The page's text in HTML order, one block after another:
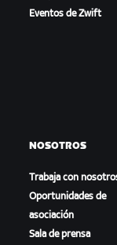
Eventos de Zwift
NOSOTROS
Trabaja con
Oportunidades de
asociación
Sala de prensa